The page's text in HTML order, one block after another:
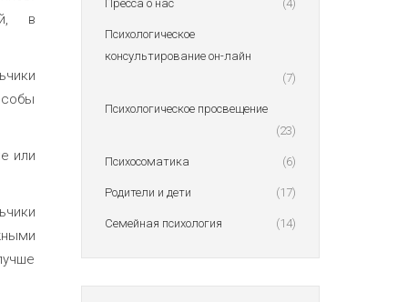
в
или
Пресса о нас (4)
Психологическое
консультирование он-лайн
(7)
Психологическое просвещение
(23)
Психосоматика (6)
Родители и дети (17)
Семейная психология (14)